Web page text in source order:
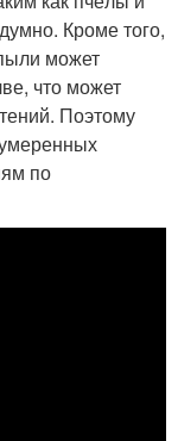
Кроме того,
может
что может
Поэтому
по